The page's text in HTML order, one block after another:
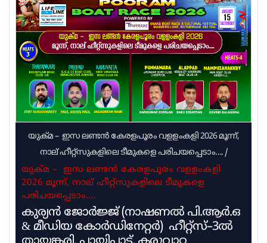
ചെയ്തിരുന്നില്ലെന്നുമാണ് വിദ്യാഭ്യാസ നല്‍കുന്ന
വിശദീകരണം. യുഡിഎഫ് സര്‍ക്കാരും പ്രമോഷന്‍
നടത്തുന്ന നടപടിക്രമം പൂര്‍ത്തിയാക്കിയിട്ടില്ല.
ഇതുമായി ബന്ധപ്പെട്ട നടപടി
പുരോഗമിക്കുന്നുവെന്നാണ് വിദ്യാഭ്യാസ വകുപ്പില്‍
നിന്ന് ലഭിക്കുന്ന വിവരം
യുക്മ – ഇസ ലണ്ടൻ കേരളപൂരം വളളംകളി 2026 മൂന്ന്,
നാല് ഹീറ്റ്സുകളിലെ ടീമുകളെ പരിചയപ്പെടാം…. /
യുക്മ – ഇസ ലണ്ടൻ കേരളപൂരം വളളംകളി
2026 മൂന്ന്, നാല് ഹീറ്റ്സുകളിലെ ടീമുകളെ
പരിചയപ്പെടാം….
കുര്യൻ ജോർജ്ജ് (നാഷണൽ പി.ആർ.ഒ
& മീഡിയ കോർഡിനേറ്റർ) ഹീറ്റ്സ്–3ൽ